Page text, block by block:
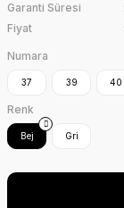
Garanti Süresi
Fiyat
Numara
37 39 40
Renk
Bej Gri